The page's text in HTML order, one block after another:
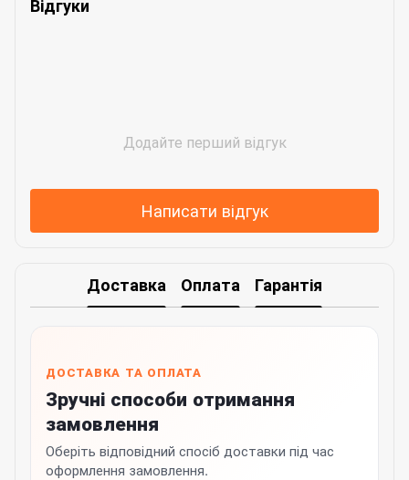
Відгуки
Додайте перший відгук
Написати відгук
Доставка Оплата Гарантія
ДОСТАВКА ТА ОПЛАТА
Зручні способи отримання
замовлення
Оберіть відповідний спосіб доставки під час
оформлення замовлення.